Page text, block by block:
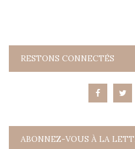
RESTONS CONNECTÉS
ABONNEZ-VOUS À LA